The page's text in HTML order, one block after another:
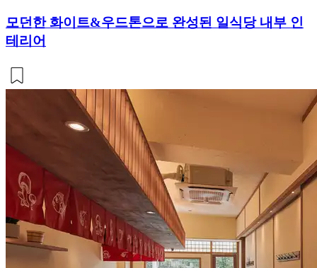
모던한 화이트&우드톤으로 완성된 일식당 내부 인
테리어